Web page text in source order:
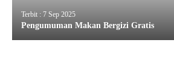
Terbit : 7 Sep 2025
Pengumuman Makan Bergizi Gratis